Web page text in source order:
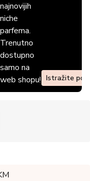
najnovijih
niche
parfema.
Trenutno
dostupno
samo na
web shopu! Istražite